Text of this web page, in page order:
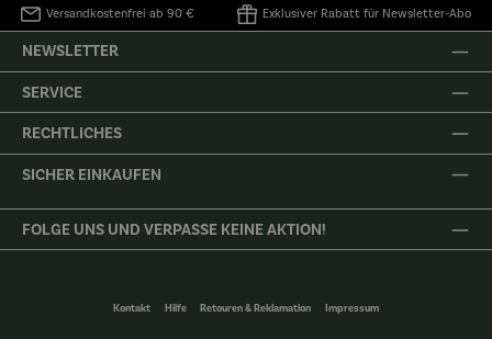
Versandkostenfrei ab 90 € Exklusiver Rabatt für Newsletter-Abo
NEWSLETTER
SERVICE
RECHTLICHES
SICHER EINKAUFEN
FOLGE UNS UND VERPASSE KEINE AKTION!
Kontakt Hilfe Retouren & Reklamation Impressum